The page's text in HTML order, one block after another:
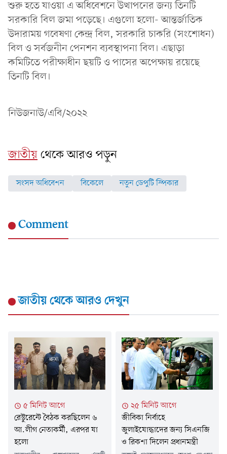
শুরু হতে যাওয়া এ অধিবেশনে উত্থাপনের জন্য তিনটি
সরকারি বিল জমা পড়েছে। এগুলো হলো- আন্তর্জাতিক
উদারাময় গবেষণা কেন্দ্র বিল, সরকারি চাকরি (সংশোধন)
বিল ও সর্বজনীন পেনশন ব্যবস্থাপনা বিল। এছাড়া
কমিটিতে পরীক্ষাধীন ছয়টি ও পাসের অপেক্ষায় রয়েছে
তিনটি বিল।
নিউজনাউ/এবি/২০২২
জাতীয়থেকে আরও পড়ুন
সংসদ অধিবেশন বিকেলে নতুন ডেপুটি স্পিকার
Comment
জাতীয়থেকে আরও দেখুন
৫ মিনিট আগে
রেস্টুরেন্টে বৈঠক করছিলেন ৬
আ.লীগ নেতাকর্মী, এরপর যা
হলো
২৫ মিনিট আগে
জীবিকা নির্বাহে
জুলাইযোদ্ধাদের জন্য সিএনজি
ও রিকশা দিলেন প্রধানমন্ত্রী